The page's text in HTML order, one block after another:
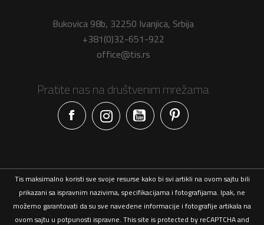
Bukovica 98b, 32250 Ivanjica, Srbija
+381(0)32-651-922
office@tis.rs
Pratite nas na društvenim mrežama
Facebook
Tis maksimalno koristi sve svoje resurse kako bi svi artikli na ovom sajtu bili
prikazani sa ispravnim nazivima, specifikacijama i fotografijama. Ipak, ne
možemo garantovati da su sve navedene informacije i fotografije artikala na
ovom sajtu u potpunosti ispravne. This site is protected by reCAPTCHA and